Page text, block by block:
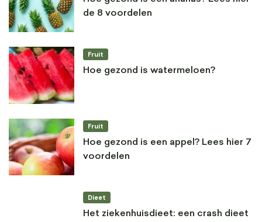
de 8 voordelen
Fruit
Hoe gezond is watermeloen?
Fruit
Hoe gezond is een appel? Lees hier 7
voordelen
Dieet
Het ziekenhuisdieet: een crash dieet